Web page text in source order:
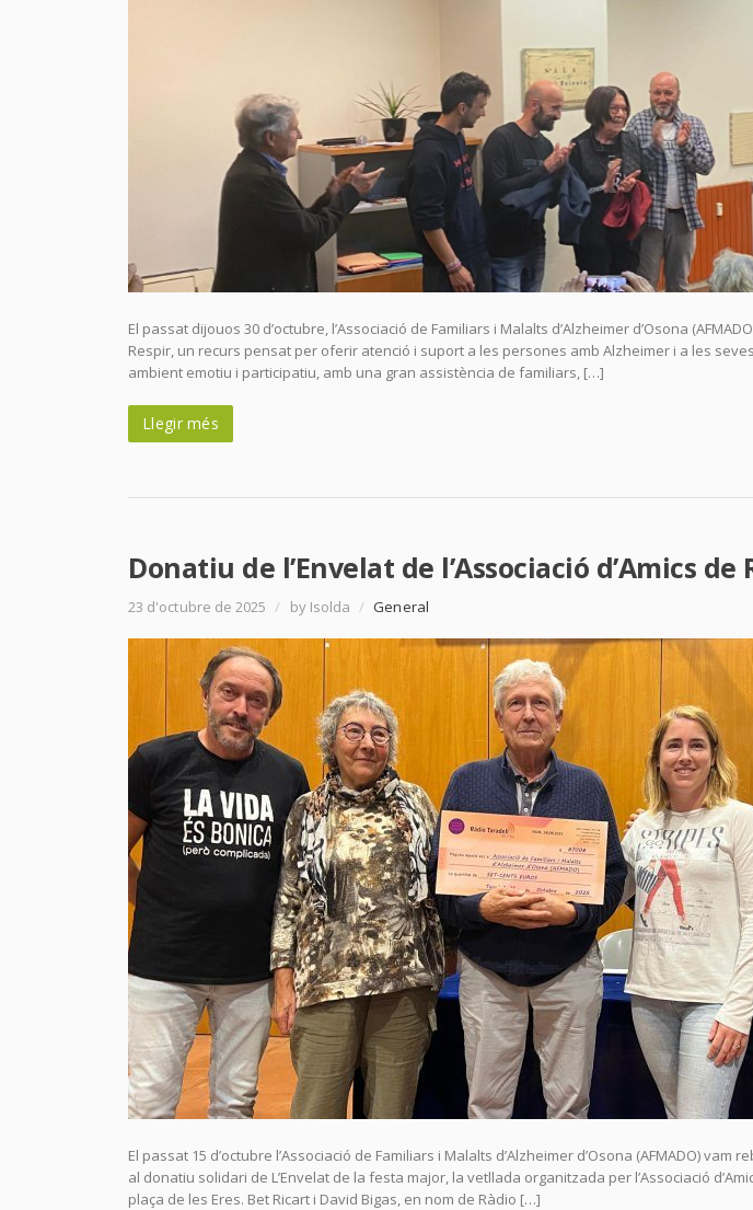
El passat dijouos 30 d’octubre, l’Associació de Familiars i Malalts d’Alzheimer d’Osona
Respir, un recurs pensat per oferir atenció i suport a les persones amb Alzheimer i a les
ambient emotiu i participatiu, amb una gran assistència de familiars, […]
Llegir més
Donatiu de l’Envelat de l’Associació d’Amics
23 d'octubre de 2025 / by Isolda / General
El passat 15 d’octubre l’Associació de Familiars i Malalts d’Alzheimer d’Osona (AFMADO)
al donatiu solidari de L’Envelat de la festa major, la vetllada organitzada per l’Associació
plaça de les Eres. Bet Ricart i David Bigas, en nom de Ràdio […]